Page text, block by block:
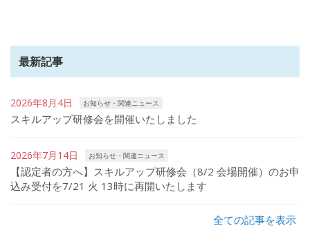
最新記事
2026年8月4日 お知らせ・関連ニュース
スキルアップ研修会を開催いたしました
2026年7月14日 お知らせ・関連ニュース
【認定者の方へ】スキルアップ研修会（8/2 会場開催）のお申
込み受付を7/21 火 13時に再開いたします
全ての記事を表示